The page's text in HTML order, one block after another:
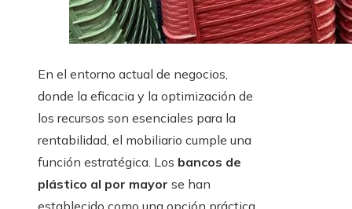
En el entorno actual de negocios,
donde la eficacia y la optimización de
los recursos son esenciales para la
rentabilidad, el mobiliario cumple una
función estratégica. Los bancos de
plástico al por mayor se han